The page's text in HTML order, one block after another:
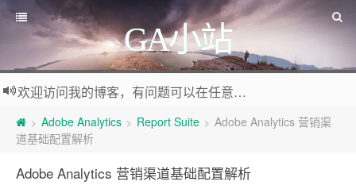
GA小站
欢迎访问我的博客，有问题可以在任意文章底部留言评论
> Adobe Analytics > Report Suite > Adobe Analytics 营销渠
道基础配置解析
Adobe Analytics 营销渠道基础配置解析